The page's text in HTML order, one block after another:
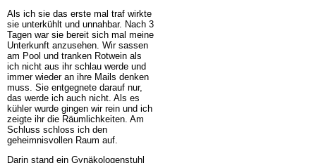
Als ich sie das erste mal traf wirkte
sie unterkühlt und unnahbar. Nach 3
Tagen war sie bereit sich mal meine
Unterkunft anzusehen. Wir sassen
am Pool und tranken Rotwein als
ich nicht aus ihr schlau werde und
immer wieder an ihre Mails denken
muss. Sie entgegnete darauf nur,
das werde ich auch nicht. Als es
kühler wurde gingen wir rein und ich
zeigte ihr die Räumlichkeiten. Am
Schluss schloss ich den
geheimnisvollen Raum auf.
Darin stand ein Gynäkologenstuhl